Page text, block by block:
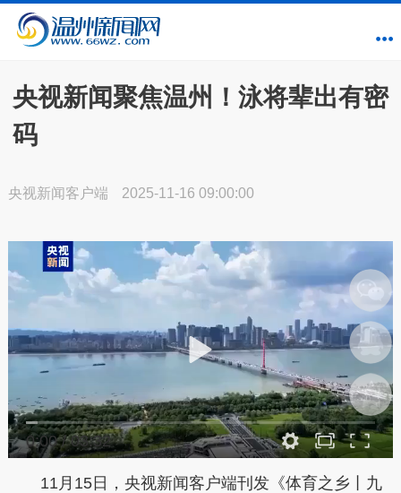
央视新闻聚焦温州！泳将辈出有密
码
央视新闻客户端 2025-11-16 09:00:00
0:00/03:32
11月15日，央视新闻客户端刊发《体育之乡丨九